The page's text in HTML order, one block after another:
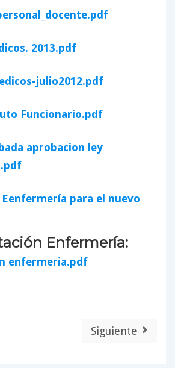
2013.pdf
julio2012.pdf
Funcionario.pdf
aprobacion ley
para el nuevo
Enfermería:
enfermeria.pdf
Siguiente